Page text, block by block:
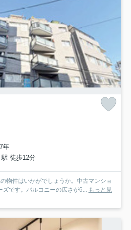
年
徒歩12分
物件はいかがでしょうか。中古マンショ
です。バルコニーの広さが6...
もっと見